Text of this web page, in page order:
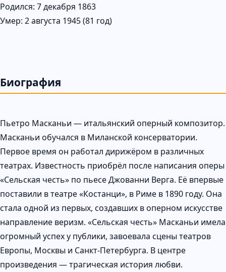
Родился: 7 декабря 1863
Умер: 2 августа 1945 (81 год)
Биография
Пьетро Масканьи — итальянский оперный композитор.
Масканьи обучался в Миланской консерватории.
Первое время он работал дирижёром в различных
театрах. Известность приобрёл после написания оперы
«Сельская честь» по пьесе Джованни Верга. Её впервые
поставили в театре «Костанци», в Риме в 1890 году. Она
стала одной из первых, создавших в оперном искусстве
направление веризм. «Сельская честь» Масканьи имела
огромный успех у публики, завоевала сцены театров
Европы, Москвы и Санкт-Петербурга. В центре
произведения — трагическая история любви.